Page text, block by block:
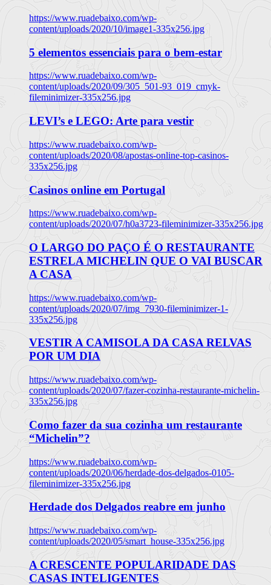
https://www.ruadebaixo.com/wp-
content/uploads/2020/10/image1-335x256.jpg
5 elementos essenciais para o bem-estar
https://www.ruadebaixo.com/wp-
content/uploads/2020/09/305_501-93_019_cmyk-
fileminimizer-335x256.jpg
LEVI’s e LEGO: Arte para vestir
https://www.ruadebaixo.com/wp-
content/uploads/2020/08/apostas-online-top-casinos-
335x256.jpg
Casinos online em Portugal
https://www.ruadebaixo.com/wp-
content/uploads/2020/07/h0a3723-fileminimizer-335x256.jpg
O LARGO DO PAÇO É O RESTAURANTE
ESTRELA MICHELIN QUE O VAI BUSCAR
A CASA
https://www.ruadebaixo.com/wp-
content/uploads/2020/07/img_7930-fileminimizer-1-
335x256.jpg
VESTIR A CAMISOLA DA CASA RELVAS
POR UM DIA
https://www.ruadebaixo.com/wp-
content/uploads/2020/07/fazer-cozinha-restaurante-michelin-
335x256.jpg
Como fazer da sua cozinha um restaurante
“Michelin”?
https://www.ruadebaixo.com/wp-
content/uploads/2020/06/herdade-dos-delgados-0105-
fileminimizer-335x256.jpg
Herdade dos Delgados reabre em junho
https://www.ruadebaixo.com/wp-
content/uploads/2020/05/smart_house-335x256.jpg
A CRESCENTE POPULARIDADE DAS
CASAS INTELIGENTES